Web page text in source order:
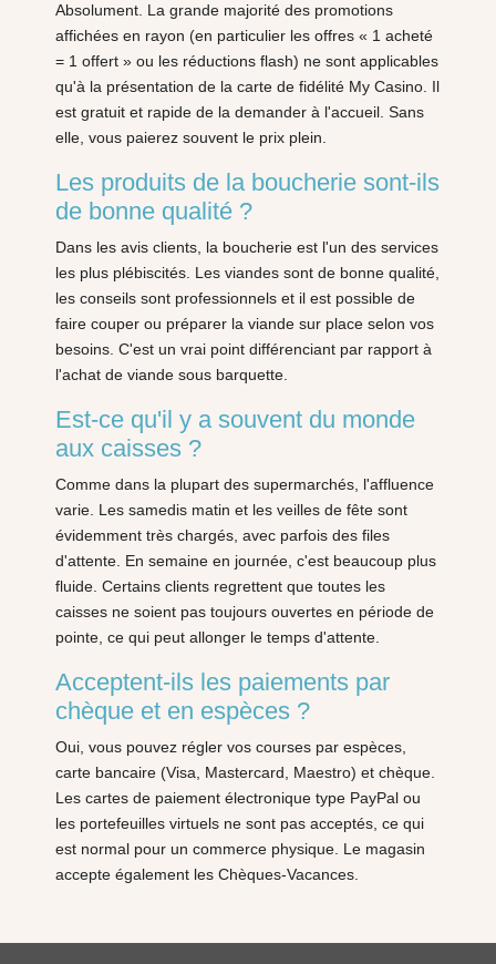
Absolument. La grande majorité des promotions
affichées en rayon (en particulier les offres « 1 acheté
= 1 offert » ou les réductions flash) ne sont applicables
qu'à la présentation de la carte de fidélité My Casino. Il
est gratuit et rapide de la demander à l'accueil. Sans
elle, vous paierez souvent le prix plein.
Les produits de la boucherie sont-ils
de bonne qualité ?
Dans les avis clients, la boucherie est l'un des services
les plus plébiscités. Les viandes sont de bonne qualité,
les conseils sont professionnels et il est possible de
faire couper ou préparer la viande sur place selon vos
besoins. C'est un vrai point différenciant par rapport à
l'achat de viande sous barquette.
Est-ce qu'il y a souvent du monde
aux caisses ?
Comme dans la plupart des supermarchés, l'affluence
varie. Les samedis matin et les veilles de fête sont
évidemment très chargés, avec parfois des files
d'attente. En semaine en journée, c'est beaucoup plus
fluide. Certains clients regrettent que toutes les
caisses ne soient pas toujours ouvertes en période de
pointe, ce qui peut allonger le temps d'attente.
Acceptent-ils les paiements par
chèque et en espèces ?
Oui, vous pouvez régler vos courses par espèces,
carte bancaire (Visa, Mastercard, Maestro) et chèque.
Les cartes de paiement électronique type PayPal ou
les portefeuilles virtuels ne sont pas acceptés, ce qui
est normal pour un commerce physique. Le magasin
accepte également les Chèques-Vacances.